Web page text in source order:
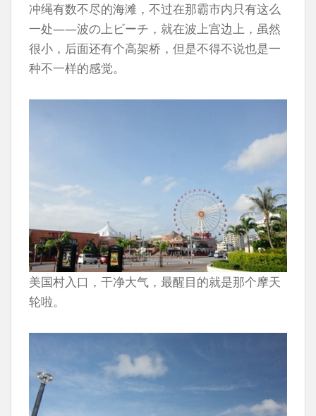
冲绳有数不尽的海滩，不过在那霸市内只有这么
一处——波の上ビーチ，就在波上宫边上，虽然
很小，后面还有个高架桥，但是不得不说也是一
种不一样的感觉。
美国村入口，干净大气，最醒目的就是那个摩天
轮啦。